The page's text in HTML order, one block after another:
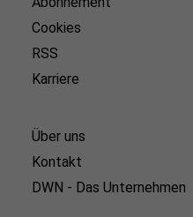
Cookies
RSS
Karriere
Über uns
Kontakt
DWN - Das Unternehmen